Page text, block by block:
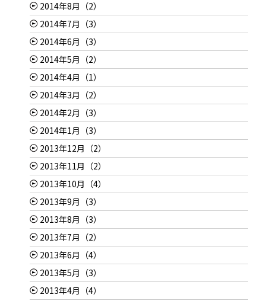
2014年8月（2）
2014年7月（3）
2014年6月（3）
2014年5月（2）
2014年4月（1）
2014年3月（2）
2014年2月（3）
2014年1月（3）
2013年12月（2）
2013年11月（2）
2013年10月（4）
2013年9月（3）
2013年8月（3）
2013年7月（2）
2013年6月（4）
2013年5月（3）
2013年4月（4）